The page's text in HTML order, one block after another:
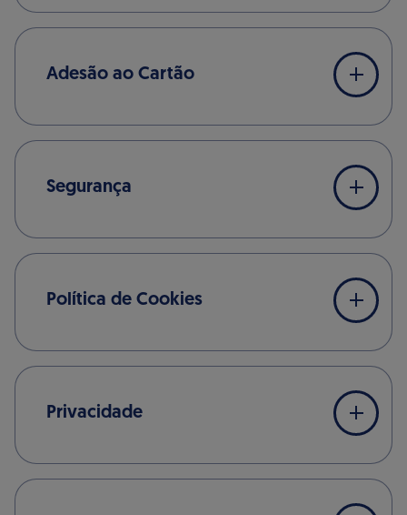
Adesão ao Cartão
Segurança
Política de Cookies
Privacidade